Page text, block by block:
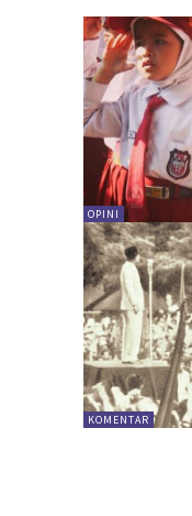
OPINI
KOMENTAR